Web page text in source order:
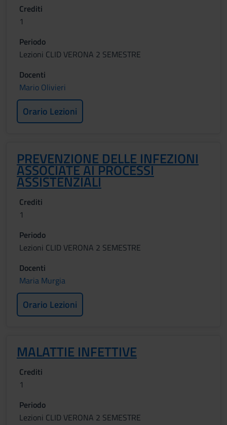
Crediti
1
Periodo
Lezioni CLID VERONA 2 SEMESTRE
Docenti
Mario Olivieri
Orario Lezioni
PREVENZIONE DELLE INFEZIONI
ASSOCIATE AI PROCESSI
ASSISTENZIALI
Crediti
1
Periodo
Lezioni CLID VERONA 2 SEMESTRE
Docenti
Maria Murgia
Orario Lezioni
MALATTIE INFETTIVE
Crediti
1
Periodo
Lezioni CLID VERONA 2 SEMESTRE